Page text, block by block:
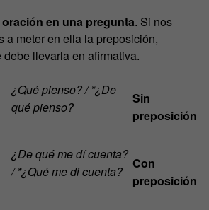
en una pregunta. Si nos
a meter en ella la preposición,
llevarla en afirmativa.
¿Qué pienso? / *¿De
qué pienso?
Sin
preposición
¿De qué me dí cuenta?
/ *¿Qué me di cuenta?
Con
preposición